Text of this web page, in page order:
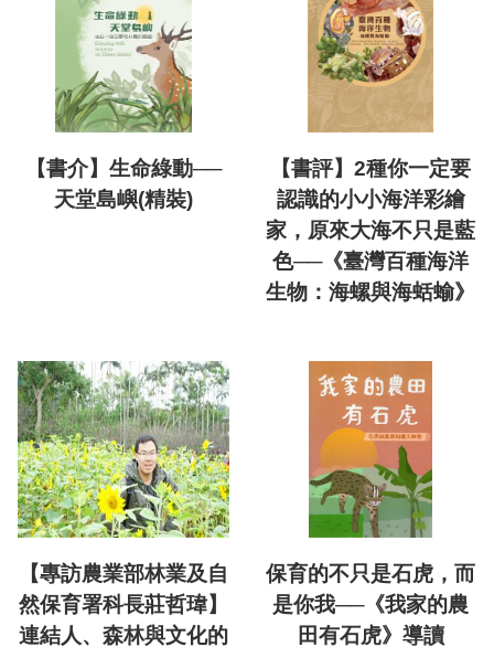
【書介】生命綠動──
天堂島嶼(精裝)
【書評】2種你一定要
認識的小小海洋彩繪
家，原來大海不只是藍
色──《臺灣百種海洋
生物：海螺與海蛞蝓》
【專訪農業部林業及自
然保育署科長莊哲瑋】
連結人、森林與文化的
保育的不只是石虎，而
是你我──《我家的農
田有石虎》導讀